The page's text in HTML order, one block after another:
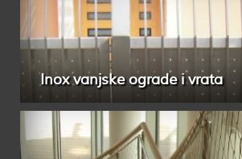
Inox vanjske ograde i vrata